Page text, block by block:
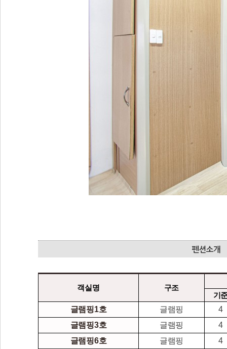
객실명
구조
기
글램핑1호
글램핑
4
글램핑3호
글램핑
4
글램핑6호
글램핑
4